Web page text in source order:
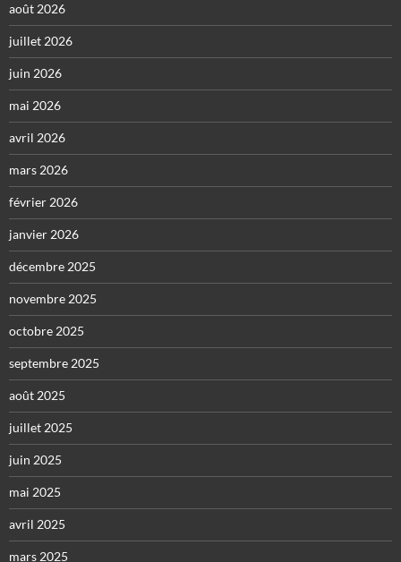
août 2026
juillet 2026
juin 2026
mai 2026
avril 2026
mars 2026
février 2026
janvier 2026
décembre 2025
novembre 2025
octobre 2025
septembre 2025
août 2025
juillet 2025
juin 2025
mai 2025
avril 2025
mars 2025